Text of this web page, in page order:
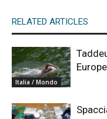
RELATED ARTICLES
Italia / Mondo